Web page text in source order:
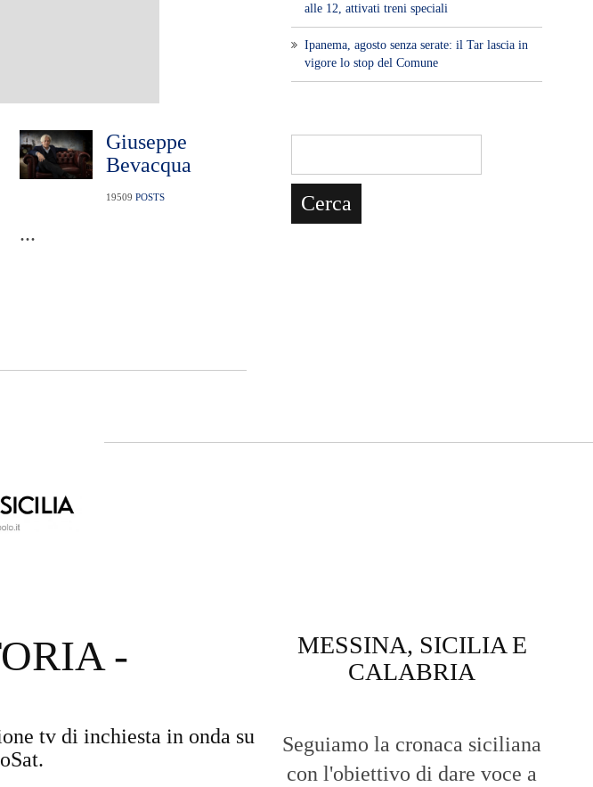
Giuseppe
Bevacqua
19509 POSTS
...
alle 12, attivati treni speciali
Ipanema, agosto senza serate: il Tar lascia in
vigore lo stop del Comune
-
tv di inchiesta in onda su
MESSINA, SICILIA E
CALABRIA
Seguiamo la cronaca siciliana
con l'obiettivo di dare voce a